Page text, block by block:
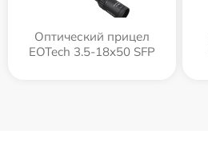
Оптический прицел
EOTech 3.5-18x50 SFP